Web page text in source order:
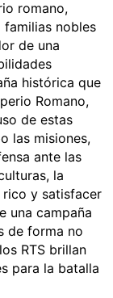
romano,
nobles
de una
histórica que
Romano,
de estas
las misiones,
ante las
la
y satisfacer
una campaña
de forma no
RTS brillan
para la batalla